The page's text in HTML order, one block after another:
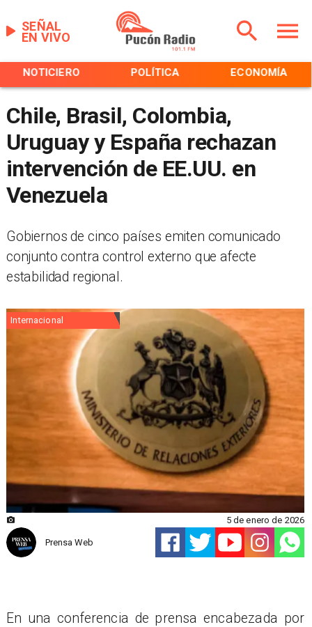
EN VIVO
SEÑAL
NOTICIERO POLÍTICA ECONOMÍA
Chile, Brasil, Colombia,
Uruguay y España rechazan
intervención de EE.UU. en
Venezuela
Gobiernos de cinco países emiten comunicado
conjunto contra control externo que afecte
estabilidad regional.
Internacional
Prensa Web
5 de enero de 2026
En una conferencia de prensa encabezada por